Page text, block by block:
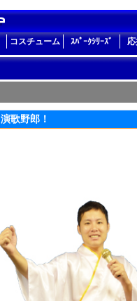
コスチューム ｽﾊﾟｰｸｼﾘｰｽﾞ
演歌野郎！